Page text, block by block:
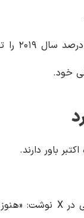
باور دارند.